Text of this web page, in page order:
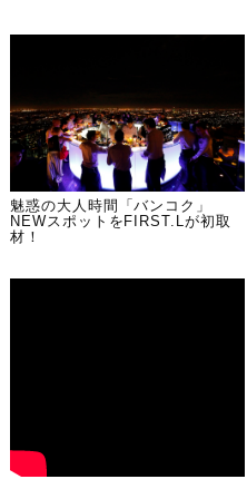
魅惑の大人時間「バンコク」
NEWスポットをFIRST.Lが初取
材！